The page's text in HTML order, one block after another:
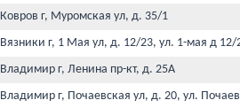
Ковров г, Муромская ул, д. 35/1
Вязники г, 1 Мая ул, д. 12/23, ул. 1-мая д 12/
Владимир г, Ленина пр-кт, д. 25А
Владимир г, Почаевская ул, д. 20, ул.